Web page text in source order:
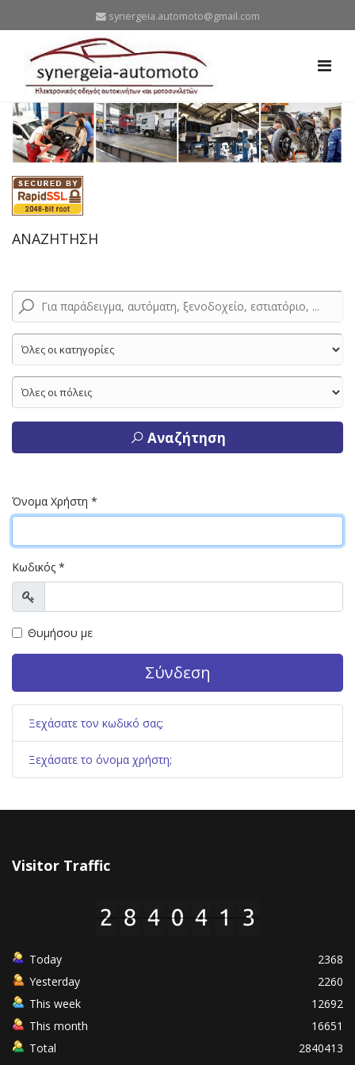
synergeia.automoto@gmail.com
ΑΝΑΖΗΤΗΣΗ
Αναζήτηση
Όνομα Χρήστη *
Κωδικός *
Προβολή
Θυμήσου με
Σύνδεση
Ξεχάσατε τον κωδικό σας;
Ξεχάσατε το όνομα χρήστη;
Visitor Traffic
Today
2368
Yesterday
2260
This week
12692
This month
16651
Total
2840413